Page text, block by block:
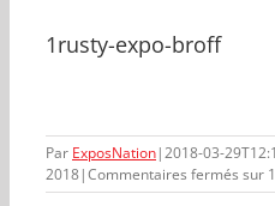
1rusty-expo-broff
Par ExposNation|2018-03-
2018|Commentaires fermés sur